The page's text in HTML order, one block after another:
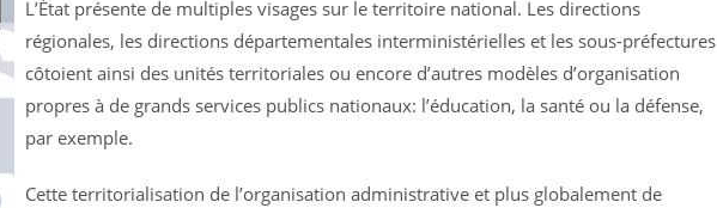
L’État présente de multiples visages sur le territoire national. Les directions
régionales, les directions départementales interministérielles et les sous-préfectures
côtoient ainsi des unités territoriales ou encore d’autres modèles d’organisation
propres à de grands services publics nationaux: l’éducation, la santé ou la défense,
par exemple.
Cette territorialisation de l’organisation administrative et plus globalement de